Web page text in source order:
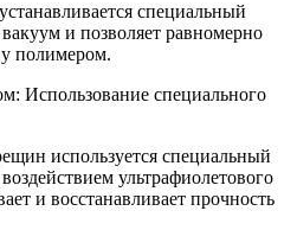
специальный
и позволяет равномерно
полимером.
Использование специального
используется специальный
ультрафиолетового
и восстанавливает прочность